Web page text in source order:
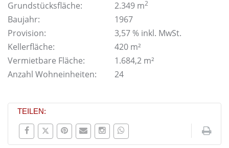
Grundstücksfläche: 2.349 m2
Baujahr:
1967
Provision:
3,57 % inkl. MwSt.
Kellerfläche:
420 m²
Vermietbare Fläche:
1.684,2 m²
Anzahl Wohneinheiten:
24
TEILEN: